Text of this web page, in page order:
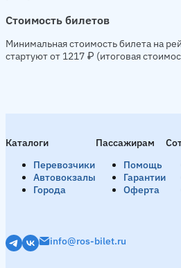
Стоимость билетов
Минимальная стоимость билета на
стартуют от 1217 ₽ (итоговая
Каталоги
Перевозчики
Автовокзалы
Города
Пассажирам
Помощь
Гарантии
Оферта
info@ros-bilet.ru